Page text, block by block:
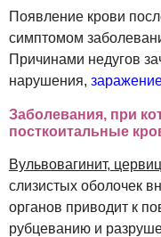
Появление крови
симптомом
Причинами недугов
нарушения,
Заболевания, при
посткоитальные
Вульвовагинит,
слизистых оболочек
органов приводит к
рубцеванию и